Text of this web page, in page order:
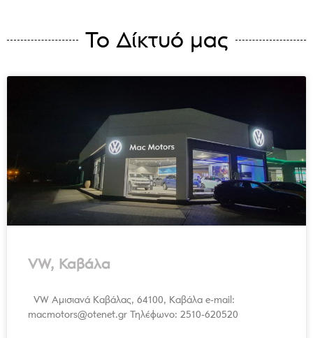
Το Δίκτυό μας
VW, Καβάλα
VW Αμισιανά Καβάλας, 64100, Καβάλα e-mail:
macmotors@otenet.gr Τηλέφωνο: 2510-620520